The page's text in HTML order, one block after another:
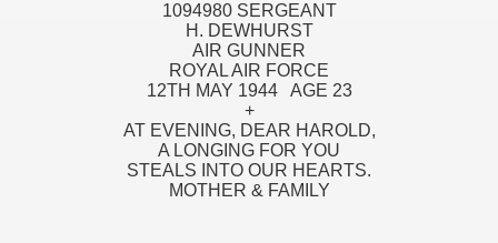
1094980 SERGEANT
H. DEWHURST
AIR GUNNER
ROYAL AIR FORCE
12TH MAY 1944 AGE 23
+
AT EVENING, DEAR HAROLD,
A LONGING FOR YOU
STEALS INTO OUR HEARTS.
MOTHER & FAMILY